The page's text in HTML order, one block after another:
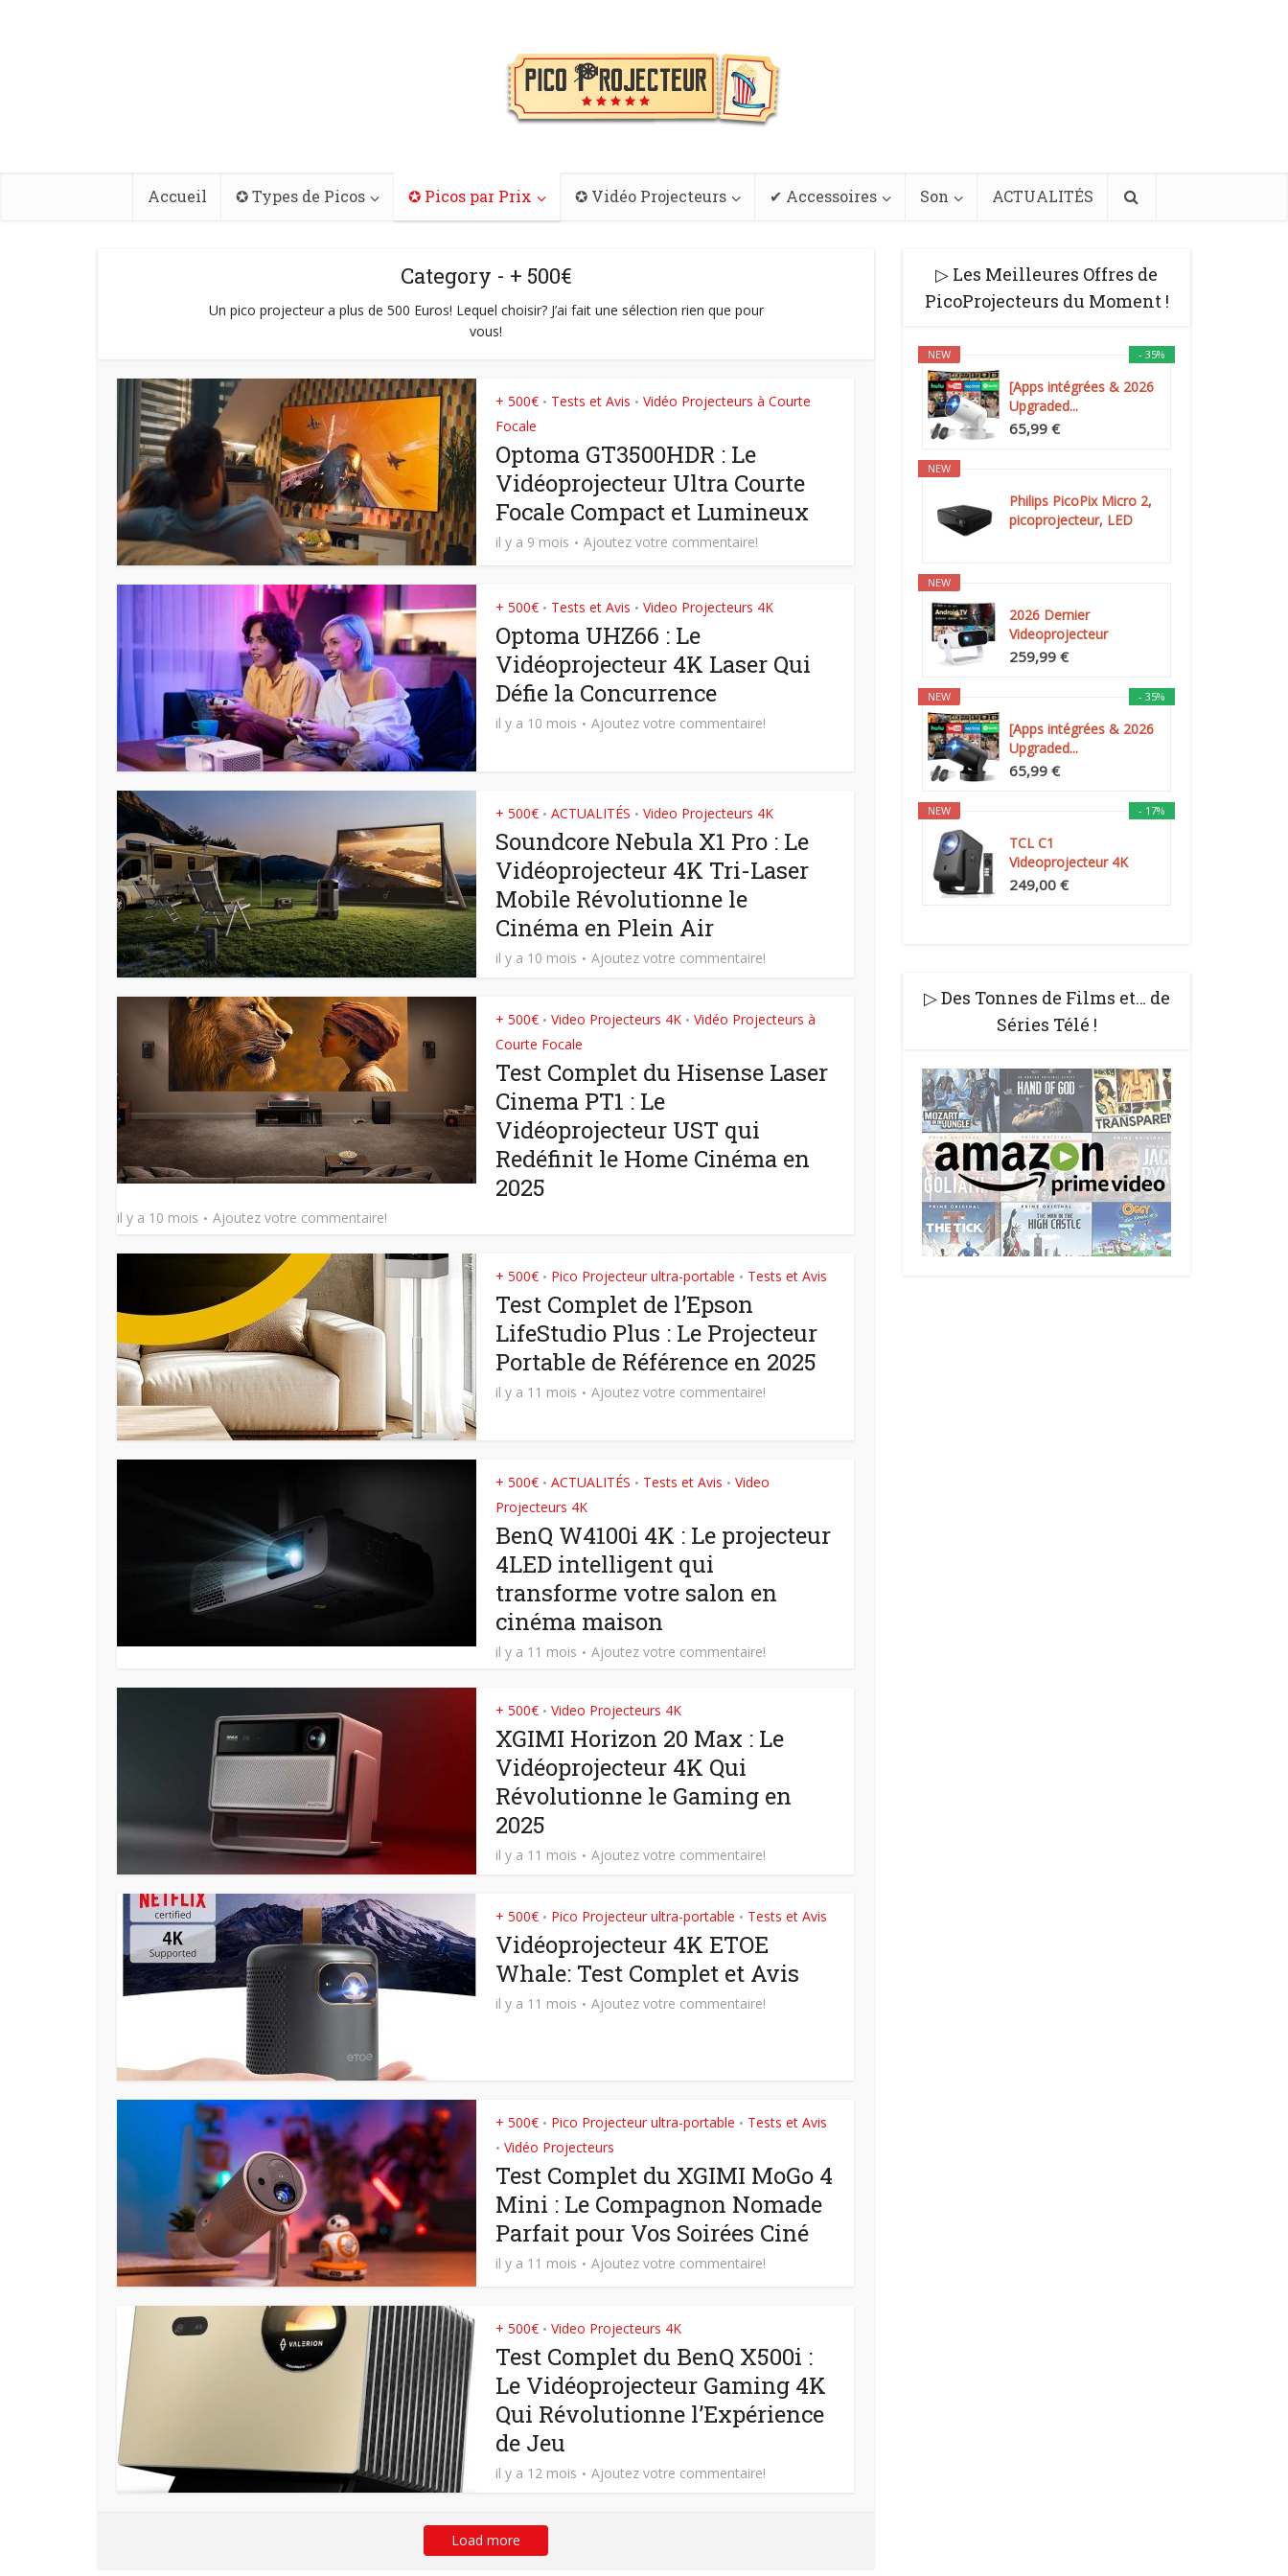
Accueil ✪ Types de Picos ✪ Picos par Prix ✪ Vidéo Projecteurs ✔ Accessoires Son ACTUALITÉS
Category - + 500€
Un pico projecteur a plus de 500 Euros! Lequel choisir? J’ai fait une sélection rien que pour
vous!
+ 500€ • Tests et Avis • Vidéo Projecteurs à Courte
Focale
Optoma GT3500HDR : Le
Vidéoprojecteur Ultra Courte
Focale Compact et Lumineux
il y a 9 mois Ajoutez votre commentaire!
+ 500€ • Tests et Avis • Video Projecteurs 4K
Optoma UHZ66 : Le
Vidéoprojecteur 4K Laser Qui
Défie la Concurrence
il y a 10 mois Ajoutez votre commentaire!
+ 500€ • ACTUALITÉS • Video Projecteurs 4K
Soundcore Nebula X1 Pro : Le
Vidéoprojecteur 4K Tri-Laser
Mobile Révolutionne le
Cinéma en Plein Air
il y a 10 mois Ajoutez votre commentaire!
+ 500€ • Video Projecteurs 4K • Vidéo Projecteurs à
Courte Focale
Test Complet du Hisense Laser
Cinema PT1 : Le
Vidéoprojecteur UST qui
Redéfinit le Home Cinéma en
2025
il y a 10 mois Ajoutez votre commentaire!
+ 500€ • Pico Projecteur ultra-portable • Tests et Avis
Test Complet de l’Epson
LifeStudio Plus : Le Projecteur
Portable de Référence en 2025
il y a 11 mois Ajoutez votre commentaire!
+ 500€ • ACTUALITÉS • Tests et Avis • Video
Projecteurs 4K
BenQ W4100i 4K : Le projecteur
4LED intelligent qui
transforme votre salon en
cinéma maison
il y a 11 mois Ajoutez votre commentaire!
+ 500€ • Video Projecteurs 4K
XGIMI Horizon 20 Max : Le
Vidéoprojecteur 4K Qui
Révolutionne le Gaming en
2025
il y a 11 mois Ajoutez votre commentaire!
+ 500€ • Pico Projecteur ultra-portable • Tests et Avis
Vidéoprojecteur 4K ETOE
Whale: Test Complet et Avis
il y a 11 mois Ajoutez votre commentaire!
+ 500€ • Pico Projecteur ultra-portable • Tests et Avis
• Vidéo Projecteurs
Test Complet du XGIMI MoGo 4
Mini : Le Compagnon Nomade
Parfait pour Vos Soirées Ciné
il y a 11 mois Ajoutez votre commentaire!
+ 500€ • Video Projecteurs 4K
Test Complet du BenQ X500i :
Le Vidéoprojecteur Gaming 4K
Qui Révolutionne l’Expérience
de Jeu
il y a 12 mois Ajoutez votre commentaire!
Load more
▷ Les Meilleures Offres de
PicoProjecteurs du Moment !
- 35%
NEW
[Apps intégrées & 2026
Upgraded...
65,99 €
NEW
Philips PicoPix Micro 2,
picoprojecteur, LED
NEW
2026 Dernier
Videoprojecteur
Intelligent, Android...
259,99 €
- 35%
NEW
[Apps intégrées & 2026
Upgraded...
65,99 €
- 17%
NEW
TCL C1
Videoprojecteur 4K
Compatibilité, Natif...
249,00 €
▷ Des Tonnes de Films et… de
Séries Télé !